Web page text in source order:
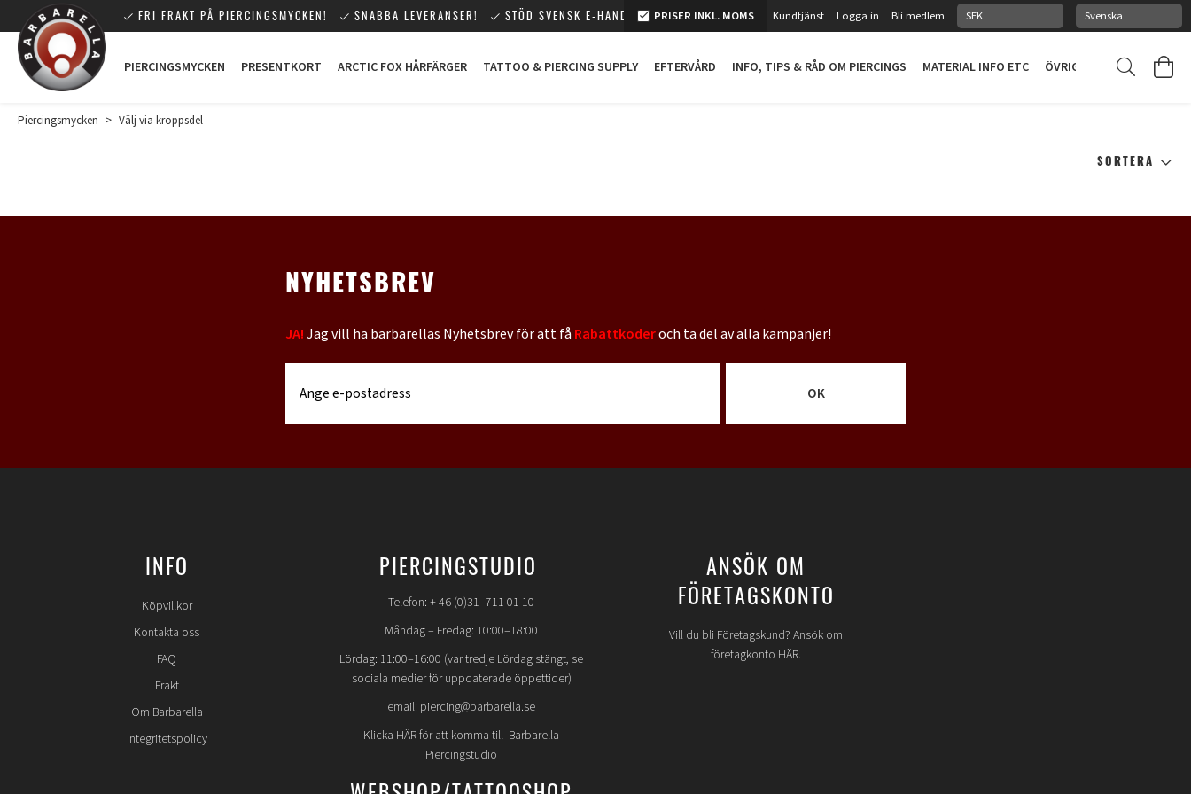
FRI FRAKT PÅ PIERCINGSMYCKEN! SNABBA LEVERANSER! STÖD SVENSK E-HANDEL! PRISER INKL. MOMS Kundtjänst Logga in Bli medlem
PIERCINGSMYCKEN PRESENTKORT ARCTIC FOX HÅRFÄRGER TATTOO & PIERCING SUPPLY EFTERVÅRD INFO, TIPS & RÅD OM PIERCINGS MATERIAL INFO ETC ÖVRIGT
Piercingsmycken > Välj via kroppsdel
SORTERA
NYHETSBREV
JA!Jag vill ha barbarellas Nyhetsbrev för att fåRabattkoderoch ta del av alla kampanjer!
OK
INFO
Köpvillkor
Kontakta oss
FAQ
Frakt
Om Barbarella
Integritetspolicy
PIERCINGSTUDIO
Telefon: + 46 (0)31–711 01 10
Måndag – Fredag: 10:00–18:00
Lördag: 11:00–16:00 (var tredje Lördag stängt, se
sociala medier för uppdaterade öppettider)
email: piercing@barbarella.se
Klicka HÄR för att komma till Barbarella
Piercingstudio
ANSÖK OM
FÖRETAGSKONTO
Vill du bli Företagskund? Ansök om
företagkonto HÄR.